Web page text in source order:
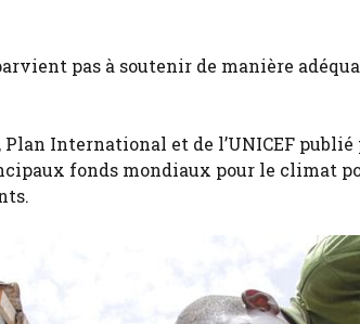
pas à soutenir de manière
International et de l’UNICEF
fonds mondiaux pour le climat